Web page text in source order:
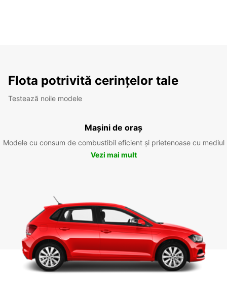
Flota potrivită cerințelor tale
Testează noile modele
Mașini de oraș
Modele cu consum de combustibil eficient și prietenoase cu mediul
Vezi mai mult